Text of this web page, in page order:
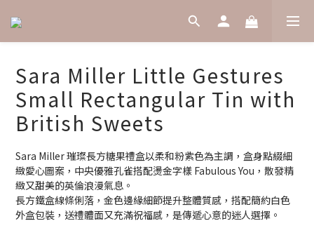
Sara Miller Little Gestures
Small Rectangular Tin with
British Sweets
Sara Miller 璀璨長方糖果禮盒以柔和粉紫色為主調，盒身點綴細
緻愛心圖案，中央優雅孔雀搭配燙金字樣 Fabulous You，散發精
緻又甜美的英倫浪漫氣息。
長方鐵盒線條俐落，金色邊緣細節提升整體質感，搭配簡約白色
外盒包裝，送禮體面又充滿祝福感，是傳遞心意的迷人選擇。